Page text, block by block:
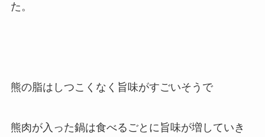
た。
熊の脂はしつこくなく旨味がすごいそうで
熊肉が入った鍋は食べるごとに旨味が増していき